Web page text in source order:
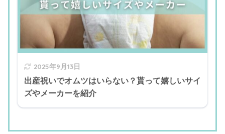
2025年9月13日
出産祝いでオムツはいらない？貰って嬉しいサイ
ズやメーカーを紹介